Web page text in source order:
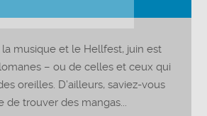
musique et le Hellfest, juin est
– ou de celles et ceux qui
oreilles. D’ailleurs, saviez-vous
de trouver des mangas...